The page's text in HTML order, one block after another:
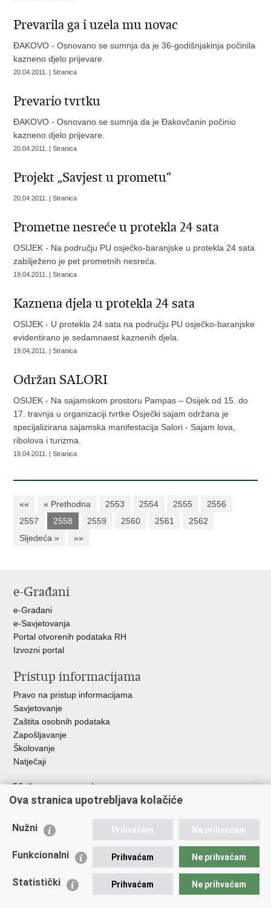
Prevarila ga i uzela mu novac
ĐAKOVO - Osnovano se sumnja da je 36-godišnjakinja počinila
kazneno djelo prijevare.
20.04.2011. | Stranica
Prevario tvrtku
ĐAKOVO - Osnovano se sumnja da je Đakovčanin počinio
kazneno djelo prijevare.
20.04.2011. | Stranica
Projekt „Savjest u prometu“
20.04.2011. | Stranica
Prometne nesreće u protekla 24 sata
OSIJEK - Na području PU osječko-baranjske u protekla 24 sata
zabilježeno je pet prometnih nesreća.
19.04.2011. | Stranica
Kaznena djela u protekla 24 sata
OSIJEK - U protekla 24 sata na području PU osječko-baranjske
evidentirano je sedamnaest kaznenih djela.
19.04.2011. | Stranica
Održan SALORI
OSIJEK - Na sajamskom prostoru Pampas – Osijek od 15. do
17. travnja u organizaciji tvrtke Osječki sajam održana je
specijalizirana sajamska manifestacija Salori - Sajam lova,
ribolova i turizma.
19.04.2011. | Stranica
«« « Prethodna 2553 2554 2555
2556
2557
2558 2559 2560 2561
2562
Sljedeća »
»»
e-Građani
e-Građani
e-Savjetovanja
Portal otvorenih podataka RH
Izvozni portal
Pristup informacijama
Pravo na pristup informacijama
Savjetovanje
Zaštita osobnih podataka
Zapošljavanje
Školovanje
Natječaji
Važne poveznice
Ministarstvo unutarnjih poslova
Udruge
Policijska akademija
Zaklada policijske solidarnosti
Ova stranica upotrebljava kolačiće
Nužni Prihvaćam Ne prihvaćam
Funkcionalni Prihvaćam Ne prihvaćam
Statistički Prihvaćam Ne prihvaćam